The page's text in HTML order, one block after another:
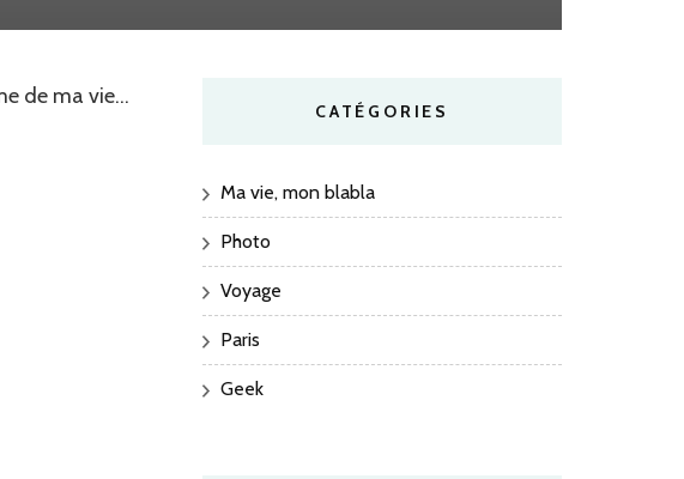
de ma vie…
CATÉGORIES
Ma vie, mon blabla
Photo
Voyage
Paris
Geek